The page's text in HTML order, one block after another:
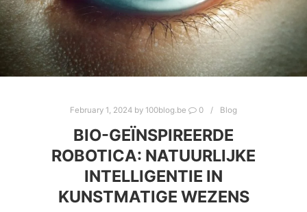
February 1, 2024 by 100blog.be 0 Blog
BIO-GEÏNSPIREERDE
ROBOTICA: NATUURLIJKE
INTELLIGENTIE IN
KUNSTMATIGE WEZENS